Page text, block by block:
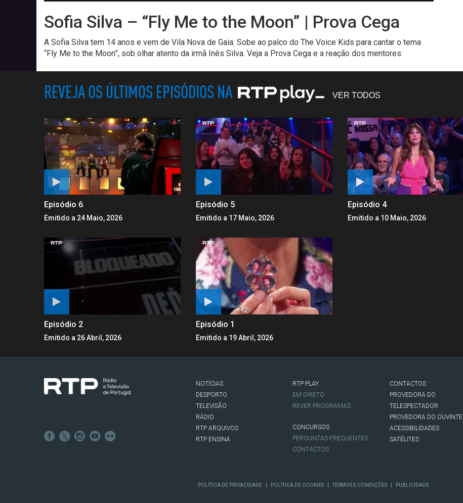
Sofia Silva – “Fly Me to the Moon” | Prova Cega
A Sofia Silva tem 14 anos e vem de Vila Nova de Gaia. Sobe ao palco do The Voice Kids para cantar o tema
“Fly Me to the Moon”, sob olhar atento da irmã Inês Silva. Veja a Prova Cega e a reação dos mentores.
REVEJA OS ÚLTIMOS EPISÓDIOS NA VER TODOS
Episódio 6
Emitido a 24 Maio, 2026
Episódio 5
Emitido a 17 Maio, 2026
Episódio 4
Emitido a 10 Maio, 2026
Episódio 2
Emitido a 26 Abril, 2026
Episódio 1
Emitido a 19 Abril, 2026
NOTÍCIAS
DESPORTO
TELEVISÃO
RÁDIO
RTP ARQUIVOS
RTP ENSINA
RTP PLAY
EM DIRETO
REVER PROGRAMAS
CONCURSOS
PERGUNTAS FREQUENTES
CONTACTOS
CONTACTOS
PROVEDORA DO
TELESPECTADOR
PROVEDORA DO OUVINTE
ACESSIBILIDADES
SATÉLITES
POLÍTICA DE PRIVACIDADE | POLÍTICA DE COOKIES | TERMOS E CONDIÇÕES | PUBLICIDADE